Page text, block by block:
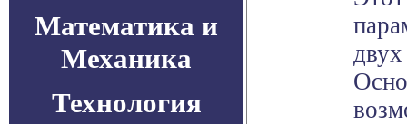
Математика и
Механика
Технология